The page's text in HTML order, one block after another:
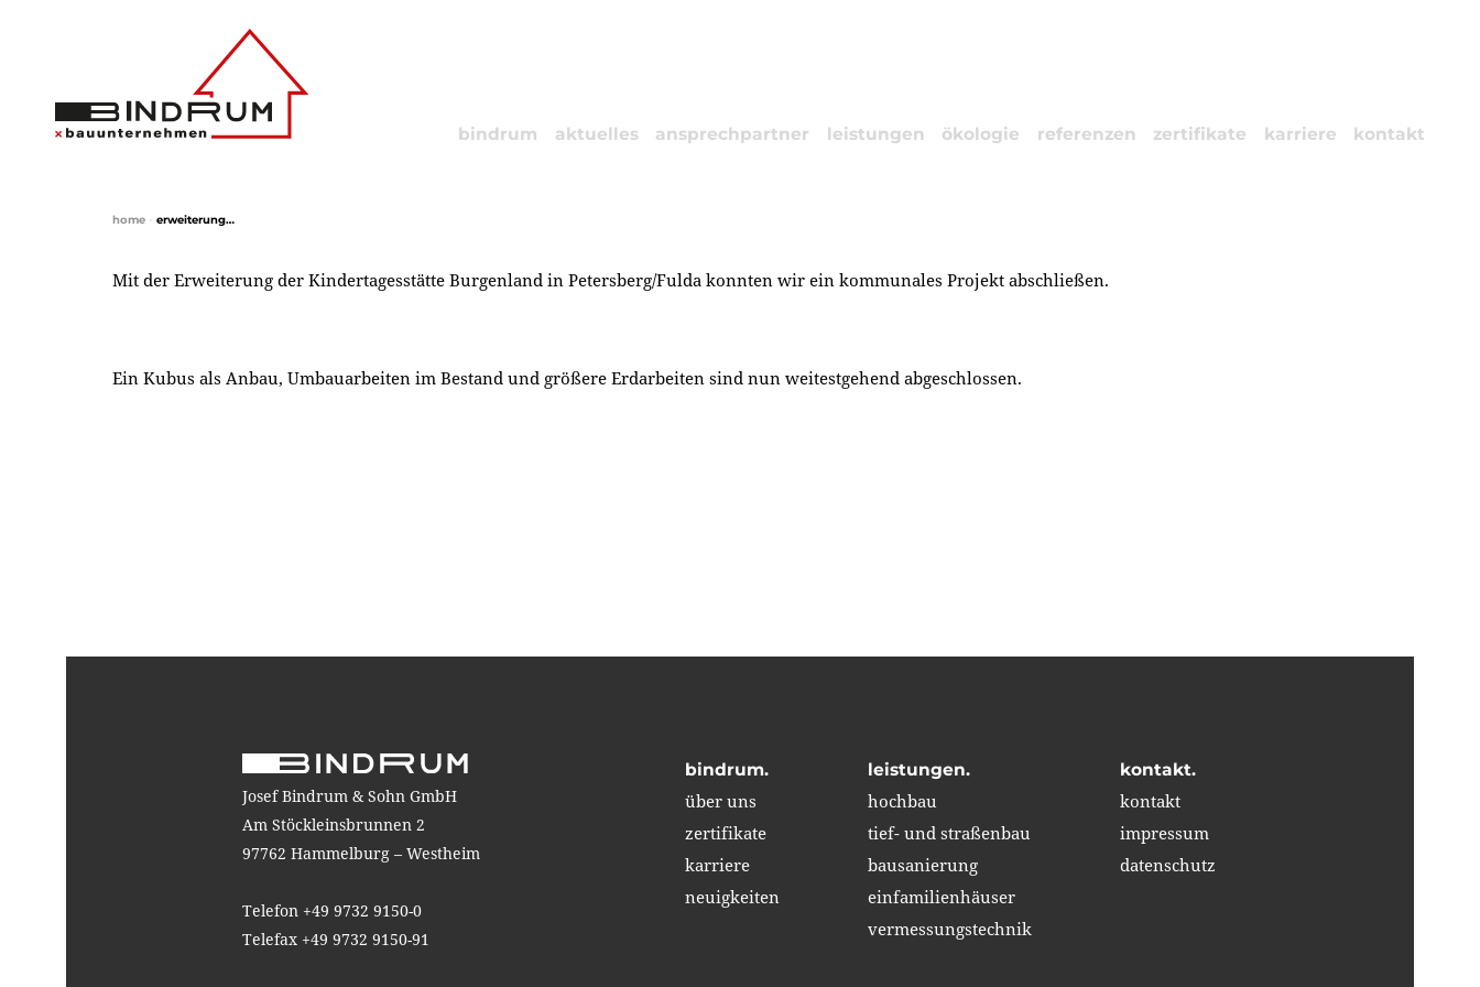
bindrum aktuelles ansprechpartner leistungen ökologie referenzen zertifikate karriere kontakt
home erweiterung…
Mit der Erweiterung der Kindertagesstätte Burgenland in Petersberg/Fulda konnten wir ein kommunales Projekt abschließen.
Ein Kubus als Anbau, Umbauarbeiten im Bestand und größere Erdarbeiten sind nun weitestgehend abgeschlossen.
Josef Bindrum & Sohn GmbH
Am Stöckleinsbrunnen 2
97762 Hammelburg – Westheim
Telefon +49 9732 9150-0
Telefax +49 9732 9150-91
bindrum.
über uns
zertifikate
karriere
neuigkeiten
leistungen.
hochbau
tief- und straßenbau
bausanierung
einfamilienhäuser
vermessungstechnik
kontakt.
kontakt
impressum
datenschutz